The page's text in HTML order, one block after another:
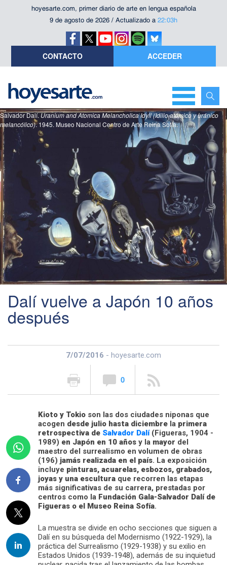
hoyesarte.com, primer diario de arte en lengua española
9 de agosto de 2026 / Actualizado a 22:03h
CONTACTO ACCEDER
Salvador Dalí.Uranium and Atomica Melancholica Idyll (Idilio atómico y uránico
melancólico). 1945. Museo Nacional Centro de Arte Reina Sofía.
Dalí vuelve a Japón 10 años
después
7/07/2016 - hoyesarte.com
0
Kioto y Tokio son las dos ciudades niponas que
acogen desde julio hasta diciembre la primera
retrospectiva de Salvador Dalí(Figueras, 1904 -
1989) en Japón en 10 años y la mayor del
maestro del surrealismo en volumen de obras
(196) jamás realizada en el país. La exposición
incluye pinturas, acuarelas, esbozos, grabados,
joyas y una escultura que recorren las etapas
más significativas de su carrera, prestadas por
centros como la Fundación Gala-Salvador Dalí de
Figueras o el Museo Reina Sofía.
La muestra se divide en ocho secciones que siguen a
Dalí en su búsqueda del Modernismo (1922-1929), la
práctica del Surrealismo (1929-1938) y su exilio en
Estados Unidos (1939-1948), además de su inquietud